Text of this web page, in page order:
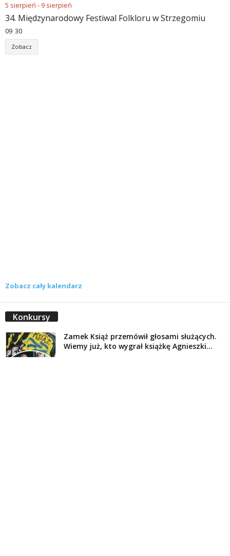
5 sierpień - 9 sierpień
34. Międzynarodowy Festiwal Folkloru w Strzegomiu
09 30
Zobacz
Zobacz cały kalendarz
Konkursy
Zamek Książ przemówił głosami służących.
Wiemy już, kto wygrał książkę Agnieszki...